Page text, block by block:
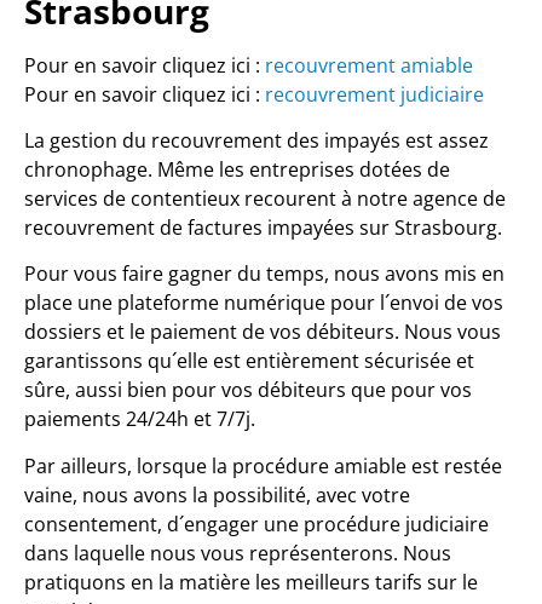
Strasbourg
Pour en savoir cliquez ici : recouvrement amiable
Pour en savoir cliquez ici : recouvrement judiciaire
La gestion du recouvrement des impayés est assez
chronophage. Même les entreprises dotées de
services de contentieux recourent à notre agence de
recouvrement de factures impayées sur Strasbourg.
Pour vous faire gagner du temps, nous avons mis en
place une plateforme numérique pour l´envoi de vos
dossiers et le paiement de vos débiteurs. Nous vous
garantissons qu´elle est entièrement sécurisée et
sûre, aussi bien pour vos débiteurs que pour vos
paiements 24/24h et 7/7j.
Par ailleurs, lorsque la procédure amiable est restée
vaine, nous avons la possibilité, avec votre
consentement, d´engager une procédure judiciaire
dans laquelle nous vous représenterons. Nous
pratiquons en la matière les meilleurs tarifs sur le